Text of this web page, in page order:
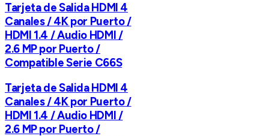
Tarjeta de Salida HDMI 4
Canales / 4K por Puerto /
HDMI 1.4 / Audio HDMI /
2.6 MP por Puerto /
Compatible Serie C66S
Tarjeta de Salida HDMI 4
Canales / 4K por Puerto /
HDMI 1.4 / Audio HDMI /
2.6 MP por Puerto /